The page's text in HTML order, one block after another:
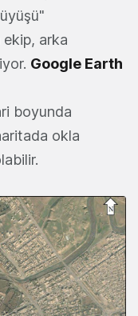
arka
Google Earth
boyunda
okla